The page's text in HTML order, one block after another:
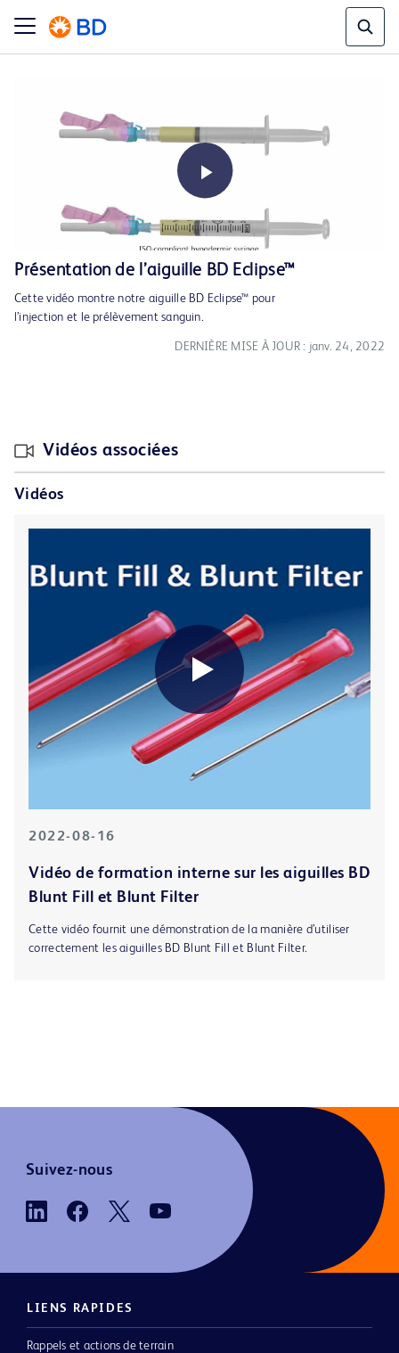
Play
Video
Présentation de l’aiguille BD Eclipse™
Cette vidéo montre notre aiguille BD Eclipse™ pour
l’injection et le prélèvement sanguin.
DERNIÈRE MISE À JOUR : janv. 24, 2022
Vidéos associées
Vidéos
2022-08-16
Vidéo de formation interne sur les aiguilles BD
Blunt Fill et Blunt Filter
Cette vidéo fournit une démonstration de la manière d’utiliser
correctement les aiguilles BD Blunt Fill et Blunt Filter.
Suivez-nous
LIENS RAPIDES
Rappels et actions de terrain